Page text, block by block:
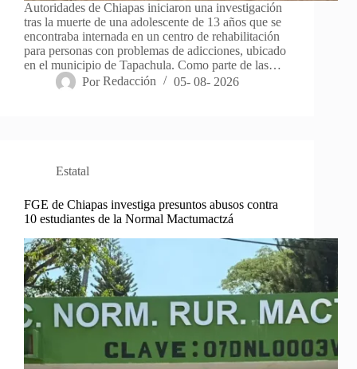
Autoridades de Chiapas iniciaron una investigación
tras la muerte de una adolescente de 13 años que se
encontraba internada en un centro de rehabilitación
para personas con problemas de adicciones, ubicado
en el municipio de Tapachula. Como parte de las…
Por Redacción 05- 08- 2026
Estatal
FGE de Chiapas investiga presuntos abusos contra
10 estudiantes de la Normal Mactumactzá